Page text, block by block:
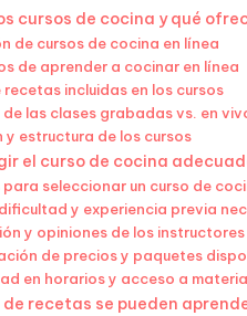
cursos de cocina y qué
de cursos de cocina en línea
de aprender a cocinar en línea
recetas incluidas en los cursos
de las clases grabadas vs. en
y estructura de los cursos
el curso de cocina
seleccionar un curso de
y experiencia previa
y opiniones de los instructores
de precios y paquetes
en horarios y acceso a
de recetas se pueden